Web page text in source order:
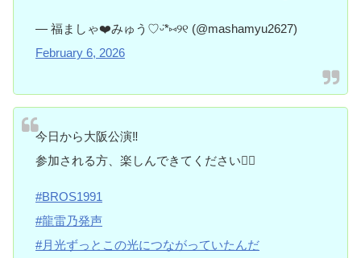
— 福ましゃ❤️みゅう♡ᵕ̈*⑅୨୧ (@mashamyu2627)
February 6, 2026
今日から大阪公演‼️
参加される方、楽しんできてください❤️‍🔥
#BROS1991
#龍雷乃発声
#月光ずっとこの光につながっていたんだ